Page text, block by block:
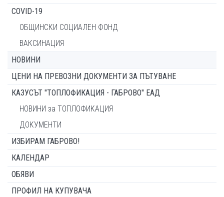
COVID-19
ОБЩИНСКИ СОЦИАЛЕН ФОНД
ВАКСИНАЦИЯ
НОВИНИ
ЦЕНИ НА ПРЕВОЗНИ ДОКУМЕНТИ ЗА ПЪТУВАНЕ
КАЗУСЪТ "ТОПЛОФИКАЦИЯ - ГАБРОВО" ЕАД
НОВИНИ за ТОПЛОФИКАЦИЯ
ДОКУМЕНТИ
ИЗБИРАМ ГАБРОВО!
КАЛЕНДАР
ОБЯВИ
ПРОФИЛ НА КУПУВАЧА